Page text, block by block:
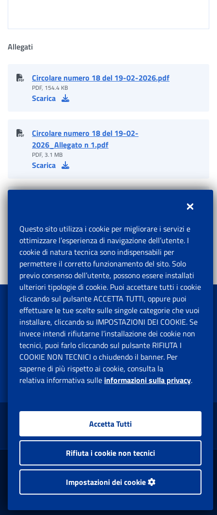
Allegati
Circolare numero 18 del 19-02-2026.pdf
PDF, 154.4 KB
Scarica
Circolare numero 18 del 19-02-
2026_Allegato n 1.pdf
PDF, 3.1 MB
Scarica
Scarica
Il tuo contributo è prezioso per migliorare i nostri servizi
Lasciaci la tua opinione
Torna su
Pensione e Previdenza
Questo sito utilizza i cookie per migliorare i servizi e
ottimizzare l’esperienza di navigazione dell’utente. I
cookie di natura tecnica sono indispensabili per
permettere il corretto funzionamento del sito. Solo
previo consenso dell’utente, possono essere installati
ulteriori tipologie di cookie. Puoi accettare tutti i cookie
cliccando sul pulsante ACCETTA TUTTI, oppure puoi
effettuare le tue scelte sulle singole categorie che vuoi
installare, cliccando su IMPOSTAZIONI DEI COOKIE. Se
invece intendi rifiutarne l’installazione dei cookie non
tecnici, puoi farlo cliccando sul pulsante RIFIUTA I
COOKIE NON TECNICI o chiudendo il banner. Per
saperne di più rispetto ai cookie, consulta la
relativa informativa sulle informazioni sulla privacy.
Accetta Tutti
Rifiuta i cookie non tecnici
Impostazioni dei cookie